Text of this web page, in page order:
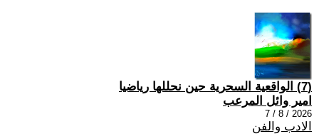
(7) الواقعية السحرية حين نحللها رياضيا
امير وائل المرعب
2026 / 8 / 7
الادب والفن